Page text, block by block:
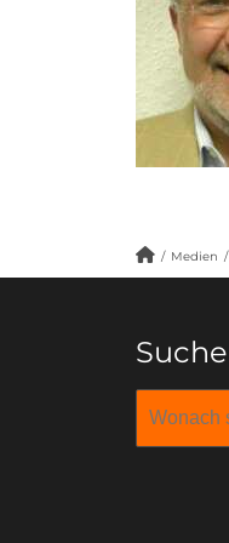
/ Medien /
Suche